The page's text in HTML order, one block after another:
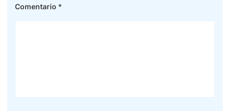
Comentario *